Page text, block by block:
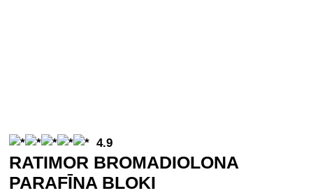
4.9
RATIMOR BROMADIOLONA
PARAFĪNA BLOKI